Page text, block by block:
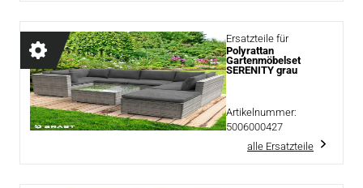
Ersatzteile für
Polyrattan
Gartenmöbelset
SERENITY grau
Artikelnummer:
5006000427
alle Ersatzteile